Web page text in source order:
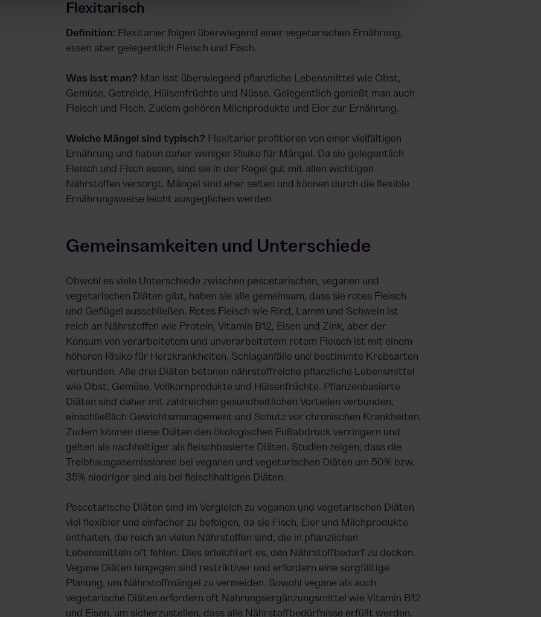
Flexitarisch
Definition: Flexitarier folgen überwiegend einer vegetarischen Ernährung,
essen aber gelegentlich Fleisch und Fisch.
Was isst man? Man isst überwiegend pflanzliche Lebensmittel wie Obst,
Gemüse, Getreide, Hülsenfrüchte und Nüsse. Gelegentlich genießt man auch
Fleisch und Fisch. Zudem gehören Milchprodukte und Eier zur Ernährung.
Welche Mängel sind typisch? Flexitarier profitieren von einer vielfältigen
Ernährung und haben daher weniger Risiko für Mängel. Da sie gelegentlich
Fleisch und Fisch essen, sind sie in der Regel gut mit allen wichtigen
Nährstoffen versorgt. Mängel sind eher selten und können durch die flexible
Ernährungsweise leicht ausgeglichen werden.
Gemeinsamkeiten und Unterschiede
Obwohl es viele Unterschiede zwischen pescetarischen, veganen und
vegetarischen Diäten gibt, haben sie alle gemeinsam, dass sie rotes Fleisch
und Geflügel ausschließen. Rotes Fleisch wie Rind, Lamm und Schwein ist
reich an Nährstoffen wie Protein, Vitamin B12, Eisen und Zink, aber der
Konsum von verarbeitetem und unverarbeitetem rotem Fleisch ist mit einem
höheren Risiko für Herzkrankheiten, Schlaganfälle und bestimmte Krebsarten
verbunden. Alle drei Diäten betonen nährstoffreiche pflanzliche Lebensmittel
wie Obst, Gemüse, Vollkornprodukte und Hülsenfrüchte. Pflanzenbasierte
Diäten sind daher mit zahlreichen gesundheitlichen Vorteilen verbunden,
einschließlich Gewichtsmanagement und Schutz vor chronischen Krankheiten.
Zudem können diese Diäten den ökologischen Fußabdruck verringern und
gelten als nachhaltiger als fleischbasierte Diäten. Studien zeigen, dass die
Treibhausgasemissionen bei veganen und vegetarischen Diäten um 50% bzw.
35% niedriger sind als bei fleischhaltigen Diäten.
Pescetarische Diäten sind im Vergleich zu veganen und vegetarischen Diäten
viel flexibler und einfacher zu befolgen, da sie Fisch, Eier und Milchprodukte
enthalten, die reich an vielen Nährstoffen sind, die in pflanzlichen
Lebensmitteln oft fehlen. Dies erleichtert es, den Nährstoffbedarf zu decken.
Vegane Diäten hingegen sind restriktiver und erfordern eine sorgfältige
Planung, um Nährstoffmängel zu vermeiden. Sowohl vegane als auch
vegetarische Diäten erfordern oft Nahrungsergänzungsmittel wie Vitamin B12
und Eisen, um sicherzustellen, dass alle Nährstoffbedürfnisse erfüllt werden.